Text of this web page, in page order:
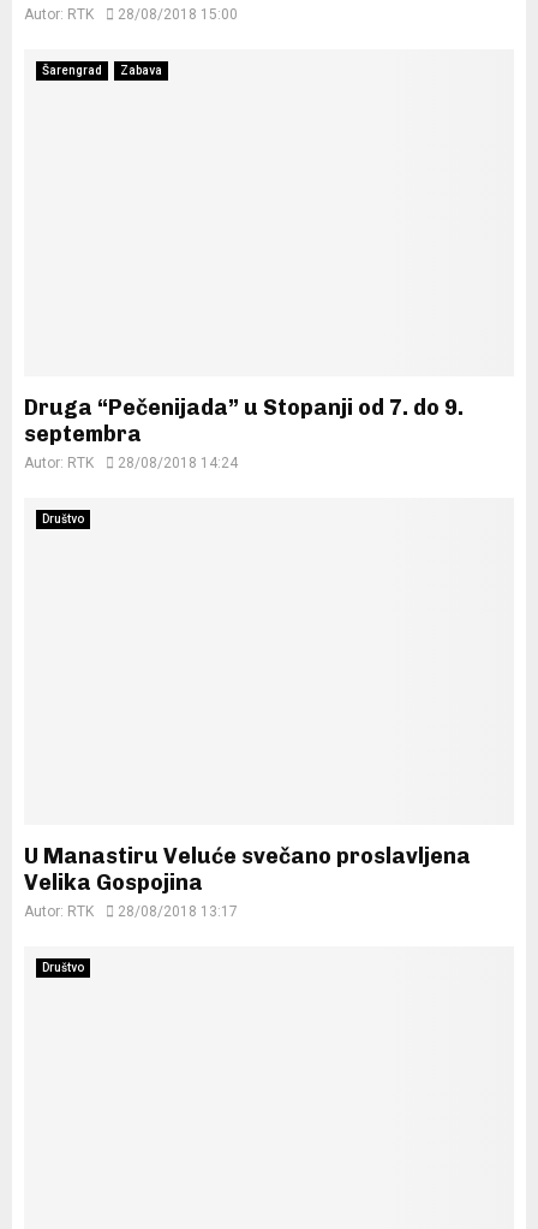
Autor: RTK 28/08/2018 15:00
Šarengrad Zabava
Druga “Pečenijada” u Stopanji od 7. do 9.
septembra
Autor: RTK 28/08/2018 14:24
Društvo
U Manastiru Veluće svečano proslavljena
Velika Gospojina
Autor: RTK 28/08/2018 13:17
Društvo